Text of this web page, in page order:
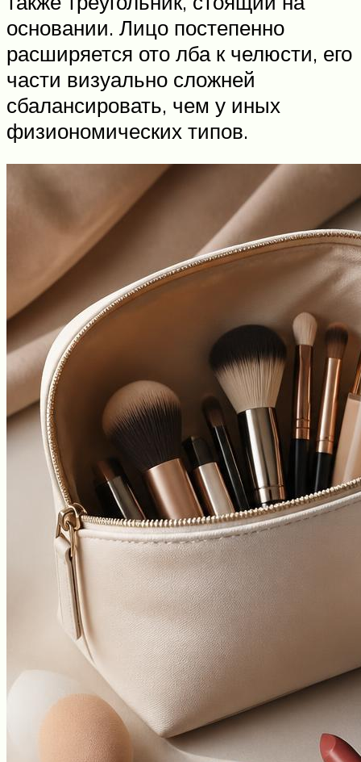
основании. Лицо постепенно
расширяется ото лба к челюсти, его
части визуально сложней
сбалансировать, чем у иных
физиономических типов.